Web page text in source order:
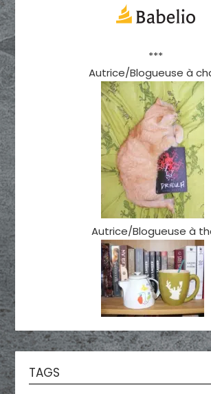
***
Autrice/Blogueuse à
Autrice/Blogueuse à
TAGS